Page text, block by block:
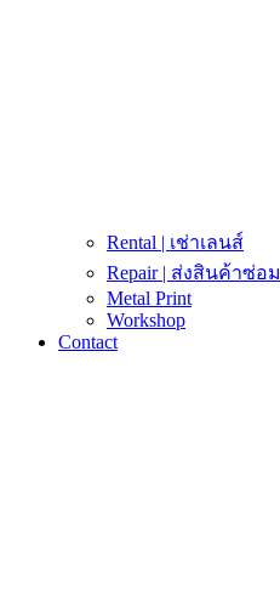
Rental | เช่าเลนส์
Repair | ส่งสินค้าซ่อม
Metal Print
Workshop
Contact